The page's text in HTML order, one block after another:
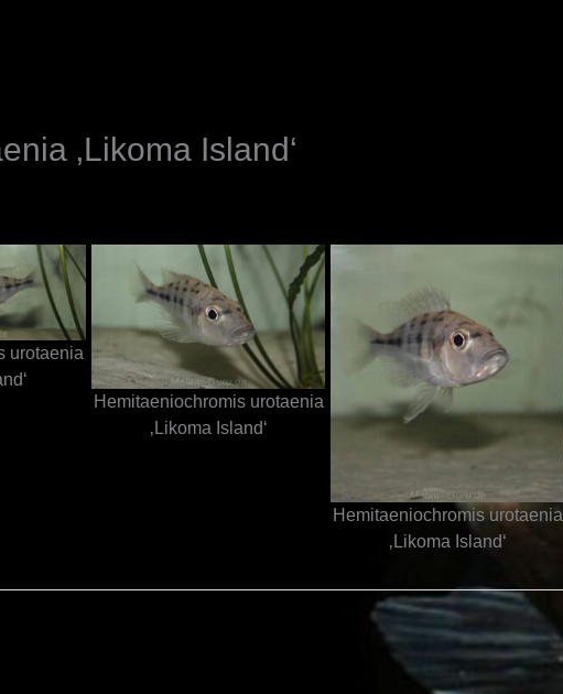
‚Likoma Island‘
urotaenia
Hemitaeniochromis urotaenia
‚Likoma Island‘
Hemitaeniochromis urotaenia
‚Likoma Island‘